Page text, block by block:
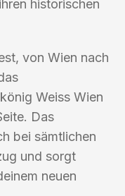
historischen
von Wien nach
Weiss Wien
Das
bei sämtlichen
und sorgt
neuen